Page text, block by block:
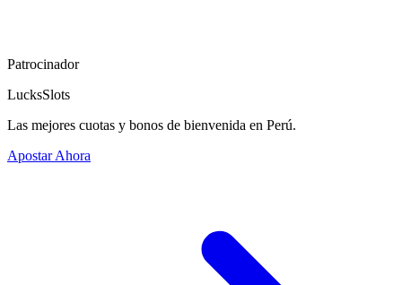
Patrocinador
LucksSlots
Las mejores cuotas y bonos de bienvenida en Perú.
Apostar Ahora